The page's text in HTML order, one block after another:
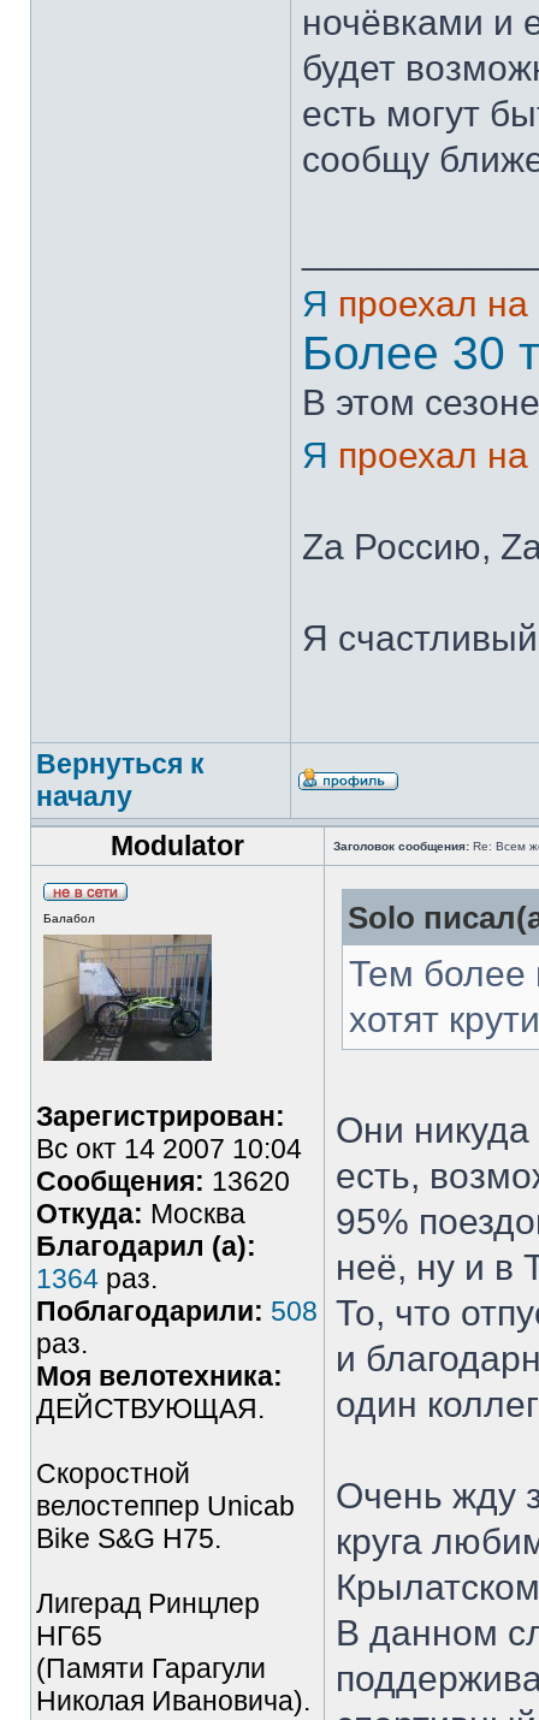
ночёвками и
будет
есть могут
сообщу
Я проехал на
Более 30
В этом
Я проехал на
Zа Россию,
Я
Вернуться к
началу
Modulator
Заголовок сообщения: Re: Всем
Балабол
Зарегистрирован:
Вс окт 14 2007 10:04
Сообщения: 13620
Откуда: Москва
Благодарил (а):
1364 раз.
Поблагодарили: 508
раз.
Моя велотехника:
ДЕЙСТВУЮЩАЯ.
Скоростной
велостеппер Unicab
Bike S&G Н75.
Лигерад Ринцлер
НГ65
(Памяти Гарагули
Николая Ивановича).
Solo
Тем более
хотят
Они
есть,
95%
неё, ну и в
То, что
и
один
Очень жду
круга
В данном